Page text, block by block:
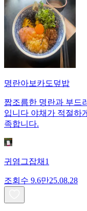
명란아보카도덮밥
짭조름한 명란과 부드
입니다 야채가 적절하
족합니다.
귀염그잡채1
조회수 9.6만25.08.28